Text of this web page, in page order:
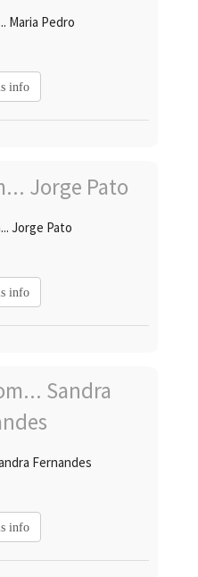
Maria Pedro
info
Jorge Pato
info
Fernandes
info